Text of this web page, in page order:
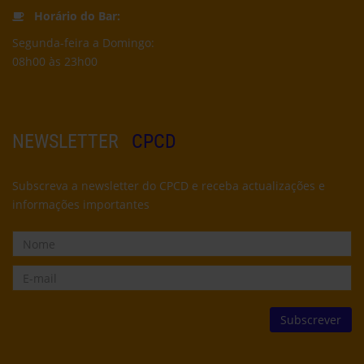
Horário do Bar:
Segunda-feira a Domingo:
08h00 às 23h00
NEWSLETTER CPCD
Subscreva a newsletter do CPCD e receba actualizações e
informações importantes